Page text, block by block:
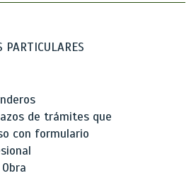
PARTICULARES
de trámites que
con formulario